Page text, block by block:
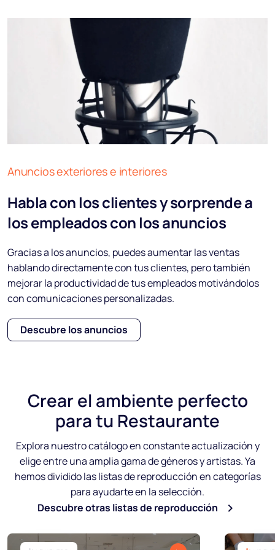
Anuncios exteriores e interiores
Habla con los clientes y sorprende a
los empleados con los anuncios
Gracias a los anuncios, puedes aumentar las ventas
hablando directamente con tus clientes, pero también
mejorar la productividad de tus empleados motivándolos
con comunicaciones personalizadas.
Descubre los anuncios
Crearel ambiente perfecto
para tu Restaurante
Explora nuestro catálogo en constante actualización y
elige entre una amplia gama de géneros y artistas. Ya
hemos dividido las listas de reproducción en categorías
para ayudarte en la selección.
Descubre otras listas de reproducción